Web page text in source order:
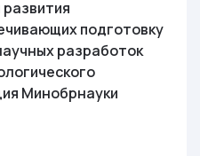
подготовку
разработок
Минобрнауки